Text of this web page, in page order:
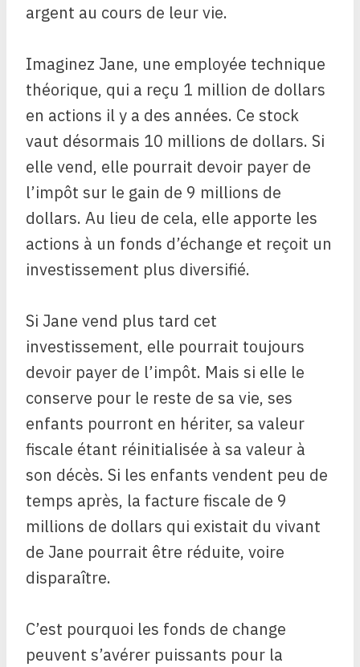
argent au cours de leur vie.
Imaginez Jane, une employée technique
théorique, qui a reçu 1 million de dollars
en actions il y a des années. Ce stock
vaut désormais 10 millions de dollars. Si
elle vend, elle pourrait devoir payer de
l’impôt sur le gain de 9 millions de
dollars. Au lieu de cela, elle apporte les
actions à un fonds d’échange et reçoit un
investissement plus diversifié.
Si Jane vend plus tard cet
investissement, elle pourrait toujours
devoir payer de l’impôt. Mais si elle le
conserve pour le reste de sa vie, ses
enfants pourront en hériter, sa valeur
fiscale étant réinitialisée à sa valeur à
son décès. Si les enfants vendent peu de
temps après, la facture fiscale de 9
millions de dollars qui existait du vivant
de Jane pourrait être réduite, voire
disparaître.
C’est pourquoi les fonds de change
peuvent s’avérer puissants pour la